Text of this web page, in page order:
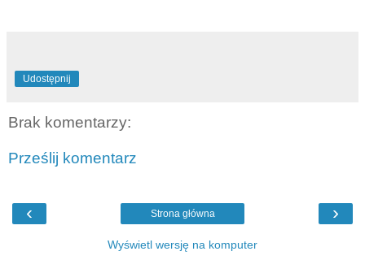
Udostępnij
Brak komentarzy:
Prześlij komentarz
‹ ›
Strona główna
Wyświetl wersję na komputer